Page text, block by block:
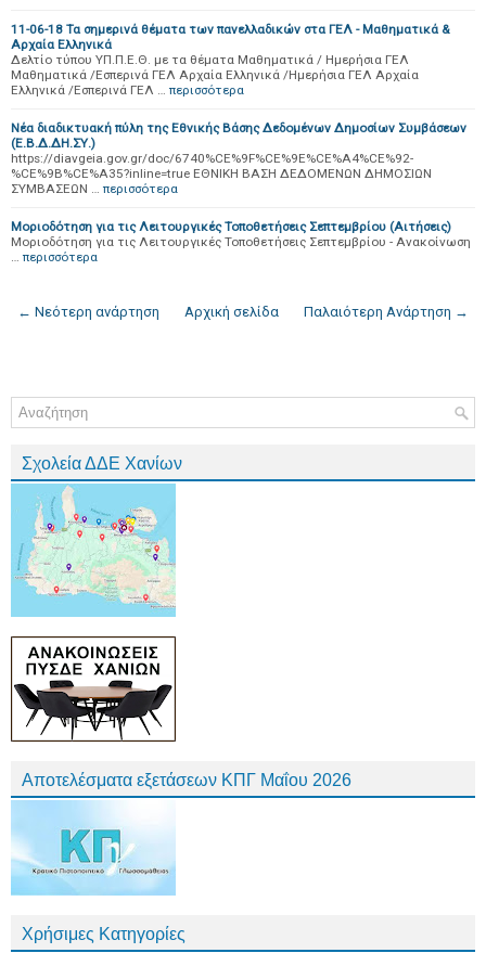
11-06-18 Τα σημερινά θέματα των πανελλαδικών στα ΓΕΛ - Μαθηματικά &
Αρχαία Ελληνικά
Δελτίο τύπου ΥΠ.Π.Ε.Θ. με τα θέματα Μαθηματικά / Ημερήσια ΓΕΛ
Μαθηματικά /Εσπερινά ΓΕΛ Αρχαία Ελληνικά /Ημερήσια ΓΕΛ Αρχαία
Ελληνικά /Εσπερινά ΓΕΛ … περισσότερα
Νέα διαδικτυακή πύλη της Εθνικής Βάσης Δεδομένων Δημοσίων Συμβάσεων
(Ε.Β.Δ.ΔΗ.ΣΥ.)
https://diavgeia.gov.gr/doc/6740%CE%9F%CE%9E%CE%A4%CE%92-
%CE%9B%CE%A35?inline=true ΕΘΝΙΚΗ ΒΑΣΗ ΔΕΔΟΜΕΝΩΝ ΔΗΜΟΣΙΩΝ
ΣΥΜΒΑΣΕΩΝ … περισσότερα
Μοριοδότηση για τις Λειτουργικές Τοποθετήσεις Σεπτεμβρίου (Αιτήσεις)
Μοριοδότηση για τις Λειτουργικές Τοποθετήσεις Σεπτεμβρίου - Ανακοίνωση
… περισσότερα
← Νεότερη ανάρτηση Παλαιότερη Ανάρτηση →
Αρχική σελίδα
Σχολεία ΔΔΕ Χανίων
Αποτελέσματα εξετάσεων ΚΠΓ Μαΐου 2026
Χρήσιμες Κατηγορίες